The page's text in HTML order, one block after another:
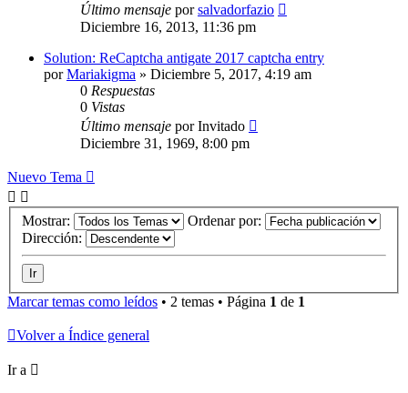
Último mensaje porsalvadorfazio
Diciembre 16, 2013, 11:36 pm
Solution: ReCaptcha antigate 2017 captcha entry
porMariakigma » Diciembre 5, 2017, 4:19 am
0 Respuestas
0 Vistas
Último mensaje porInvitado
Diciembre 31, 1969, 8:00 pm
Nuevo Tema
Mostrar:
Ordenar por:
Dirección:
Marcar temas como leídos • 2 temas • Página 1 de 1
Volver a Índice general
Ir a